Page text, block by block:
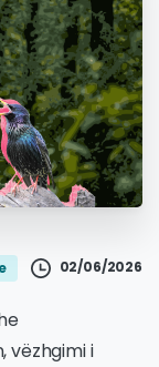
02/06/2026
vëzhgimi i